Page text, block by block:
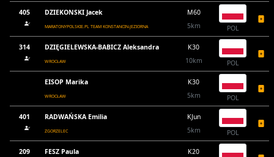
405 DZIEKONSKI Jacek
MARATONYPOLSKIE.PL TEAM KONSTANCIN-JEZIORNA
M60
5km
POL
314 DZIĘGIELEWSKA-BABICZ Aleksandra
WROCŁAW
K30
10km
POL
EISOP Marika
WROCŁAW
K30
5km
POL
401 RADWAŃSKA Emilia
ZGORZELEC
KJun
5km
POL
209 FESZ Paula
K20